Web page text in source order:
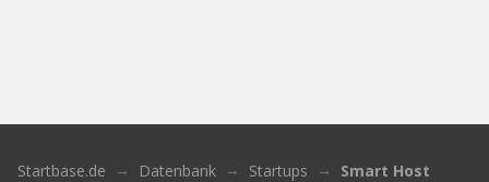
Startbase.de Datenbank Startups Smart Host